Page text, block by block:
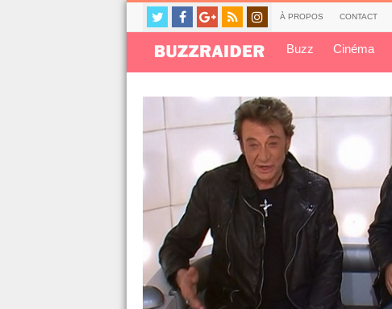
À PROPOS CONTACT
Buzz Cinéma